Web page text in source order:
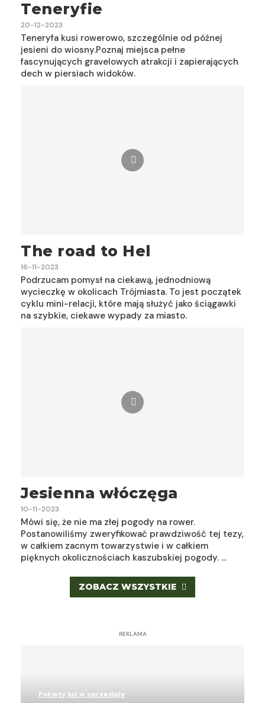
Teneryfie
20-12-2023
Teneryfa kusi rowerowo, szczególnie od późnej
jesieni do wiosny.Poznaj miejsca pełne
fascynujących gravelowych atrakcji i zapierających
dech w piersiach widoków.
The road to Hel
16-11-2023
Podrzucam pomysł na ciekawą, jednodniową
wycieczkę w okolicach Trójmiasta. To jest początek
cyklu mini-relacji, które mają służyć jako ściągawki
na szybkie, ciekawe wypady za miasto.
Jesienna włóczęga
10-11-2023
Mówi się, że nie ma złej pogody na rower.
Postanowiliśmy zweryfikować prawdziwość tej tezy,
w całkiem zacnym towarzystwie i w całkiem
pięknych okolicznościach kaszubskiej pogody. …
ZOBACZ WSZYSTKIE
REKLAMA
Pakiety już w sprzedaży